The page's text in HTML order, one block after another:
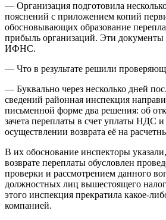
— Организация подготовила
пояснений с приложением копий
обосновывающих образование
прибыль организаций. Эти документы
ИФНС.
— Что в результате решили
— Буквально через несколько дней
сведений районная инспекция
письменной форме два решения: об
зачета переплаты в счет уплаты НДС и
осуществлении возврата её на
В их обоснование инспекторы указали,
возврате переплаты обусловлен
проверки и рассмотрением данного
должностных лиц вышестоящего
этого инспекция прекратила какое-
компанией.